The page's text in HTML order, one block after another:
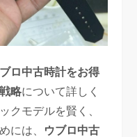
ロ中古時計をお得
略について詳しく
クモデルを賢く、
には、 ウブロ中古